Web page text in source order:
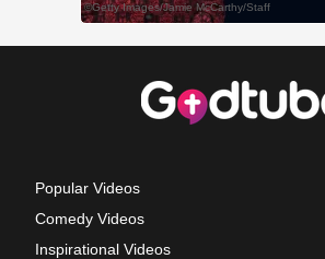
Popular Videos
Comedy Videos
Inspirational Videos